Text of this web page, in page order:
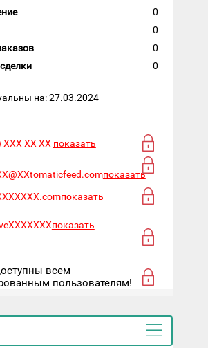
0
0
0
0
на: 27.03.2024
XX XX показать
показать
показать
показать
всем
пользователям!